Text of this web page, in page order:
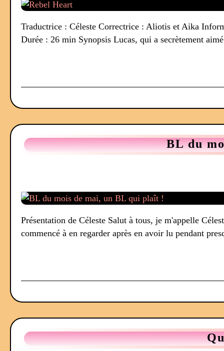
Traductrice : Céleste Correctrice : Aliotis et Aika
Durée : 26 min Synopsis Lucas, qui a secrètement
BL du
Présentation de Céleste Salut à tous, je m'appelle
commencé à en regarder après en avoir lu pendant